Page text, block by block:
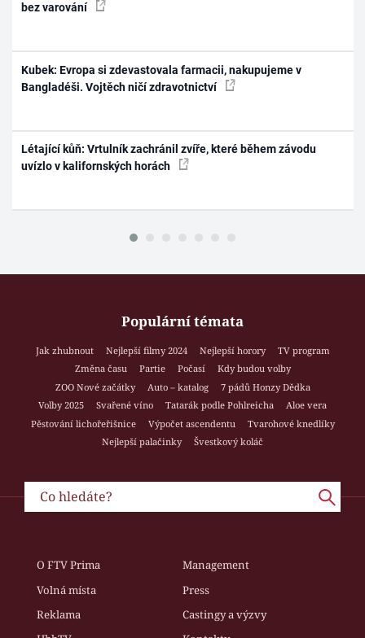
bez varování
Kubek: Evropa si zdevastovala farmacii, nakupujeme v
Bangladéši. Vojtěch ničí zdravotnictví
Létající kůň: Vrtulník zachránil zvíře, které během závodu
uvízlo v kalifornských horách
Populární témata
Jak zhubnout Nejlepší filmy 2024 Nejlepší horory
TV program
Změna času
Partie Počasí
Kdy budou volby
ZOO Nové začátky
Auto – katalog
7 pádů Honzy Dědka
Volby 2025
Svařené víno Tatarák podle Pohlreicha
Aloe vera
Pěstování lichořeřišnice
Výpočet ascendentu
Tvarohové knedlíky
Nejlepší palačinky
Švestkový koláč
O FTV Prima
Management
Volná místa
Press
Reklama
Castingy a výzvy